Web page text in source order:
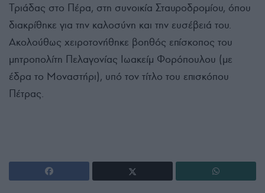
Τριάδας στο Πέρα, στη συνοικία Σταυροδρομίου, όπου
διακρίθηκε για την καλοσύνη και την ευσέβειά του.
Ακολούθως χειροτονήθηκε βοηθός επίσκοπος του
μητροπολίτη Πελαγονίας Ιωακείμ Φορόπουλου (με
έδρα το Μοναστήρι), υπό τον τίτλο του επισκόπου
Πέτρας.